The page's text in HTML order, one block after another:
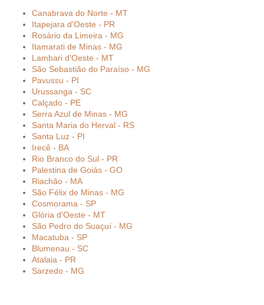
Canabrava do Norte - MT
Itapejara d'Oeste - PR
Rosário da Limeira - MG
Itamarati de Minas - MG
Lambari d'Oeste - MT
São Sebastião do Paraíso - MG
Pavussu - PI
Urussanga - SC
Calçado - PE
Serra Azul de Minas - MG
Santa Maria do Herval - RS
Santa Luz - PI
Irecê - BA
Rio Branco do Sul - PR
Palestina de Goiás - GO
Riachão - MA
São Félix de Minas - MG
Cosmorama - SP
Glória d'Oeste - MT
São Pedro do Suaçuí - MG
Macatuba - SP
Blumenau - SC
Atalaia - PR
Sarzedo - MG